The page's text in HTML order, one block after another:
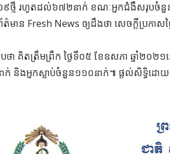
៩ថ្មី រហូតដល់៦៧២នាក់ ខណៈអ្នកជំងឺសរុបចំនួ
មាន Fresh News ឲ្យដឹងថា សេចក្តីប្រកា
ថា គិតត្រឹមព្រឹក ថ្ងៃទី០៥ ខែឧសភា ឆ្នាំ២០២
ក់ និងអ្នកស្លាប់ចំនួន១១០នាក់៕ ផ្តល់សិទ្ធិដោ